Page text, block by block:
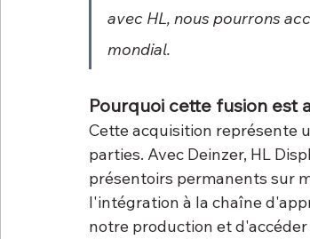
avec HL, nous pourrons
mondial.
Pourquoi cette fusion est
Cette acquisition représente
parties. Avec Deinzer, HL
présentoirs permanents sur
l'intégration à la chaîne
notre production et